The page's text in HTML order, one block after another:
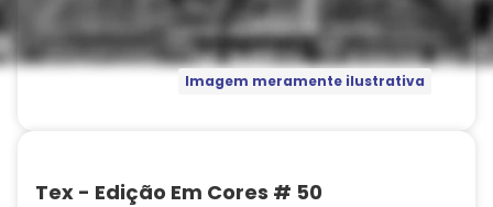
Imagem meramente ilustrativa
Tex - Edição Em Cores # 50